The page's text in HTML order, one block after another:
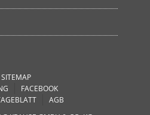
SITEMAP
FACEBOOK
AGB